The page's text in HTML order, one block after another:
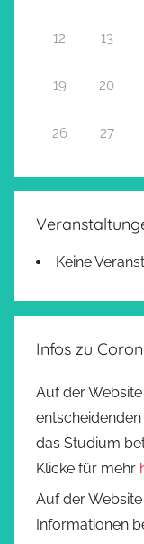
12 13
19 20
26 27
Keine
Infos zu
Auf der
das Studium
Klicke für mehr
Auf der
Informationen